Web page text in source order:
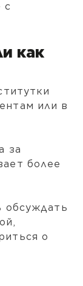
с
как
или в
за
более
обсуждать
о